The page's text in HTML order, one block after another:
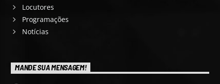
Locutores
Programações
Notícias
MANDE SUA MENSAGEM!